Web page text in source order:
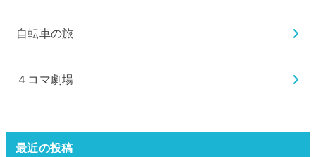
自転車の旅
４コマ劇場
最近の投稿